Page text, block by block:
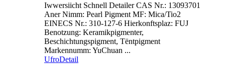
Iwwersiicht Schnell Detailer CAS Nr.: 13093701
Aner Nimm: Pearl Pigment MF: Mica/Tio2
EINECS Nr.: 310-127-6 Hierkonftsplaz: FUJ
Benotzung: Keramikpigmenter,
Beschichtungspigment, Tëntpigment
Markennumm: YuChuan ...
UfroDetail